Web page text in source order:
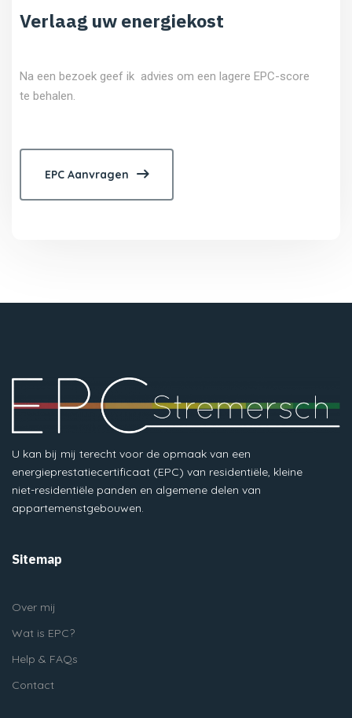
Verlaag uw energiekost
Na een bezoek geef ik advies om een lagere EPC-score
te behalen.
EPC Aanvragen
U kan bij mij terecht voor de opmaak van een
energieprestatiecertificaat (EPC) van residentiële, kleine
niet-residentiële panden en algemene delen van
appartemenstgebouwen.
Sitemap
Over mij
Wat is EPC?
Help & FAQs
Contact